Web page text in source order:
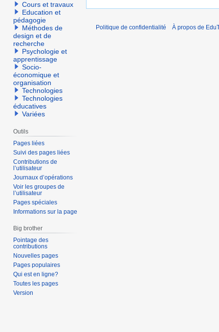
Cours et travaux
Education et
pédagogie
Méthodes de
design et de
recherche
Psychologie et
apprentissage
Socio-
économique et
organisation
Technologies
Technologies
éducatives
Variées
Outils
Pages liées
Suivi des pages liées
Contributions de
l’utilisateur
Journaux d’opérations
Voir les groupes de
l’utilisateur
Pages spéciales
Informations sur la page
Big brother
Pointage des
contributions
Nouvelles pages
Pages populaires
Qui est en ligne?
Toutes les pages
Version
Politique de confidentialité À propos de